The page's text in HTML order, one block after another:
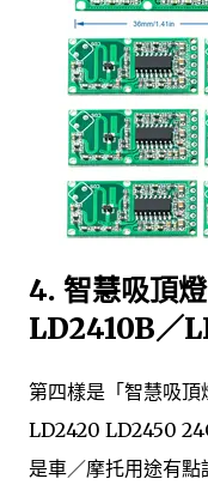
4. 智慧吸頂
LD2410B／
第四樣是「智慧吸
LD2420 LD2450
是車／摩托用途有